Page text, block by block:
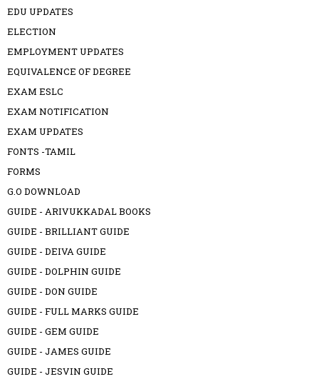
EDU UPDATES
ELECTION
EMPLOYMENT UPDATES
EQUIVALENCE OF DEGREE
EXAM ESLC
EXAM NOTIFICATION
EXAM UPDATES
FONTS -TAMIL
FORMS
G.O DOWNLOAD
GUIDE - ARIVUKKADAL BOOKS
GUIDE - BRILLIANT GUIDE
GUIDE - DEIVA GUIDE
GUIDE - DOLPHIN GUIDE
GUIDE - DON GUIDE
GUIDE - FULL MARKS GUIDE
GUIDE - GEM GUIDE
GUIDE - JAMES GUIDE
GUIDE - JESVIN GUIDE